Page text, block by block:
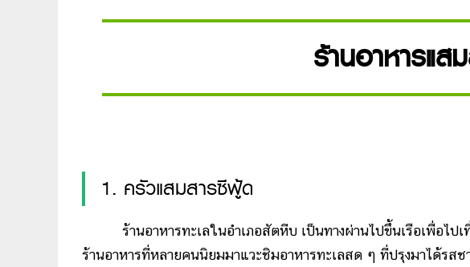
ร้านอาหารแส
1. ครัวแสมสารซีฟู้ด
ร้านอาหารทะเลในอำเภอสัตหีบ เป็นทางผ่านไปขึ้นเรือเพื่อไป
ร้านอาหารที่หลายคนนิยมมาแวะชิมอาหารทะเลสด ๆ ที่ปรุงมาได้รส